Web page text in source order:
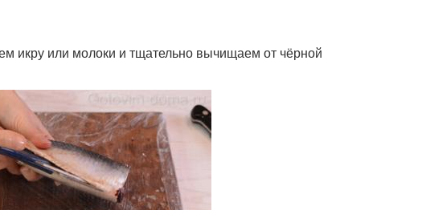
икру или молоки и тщательно вычищаем от чёрной